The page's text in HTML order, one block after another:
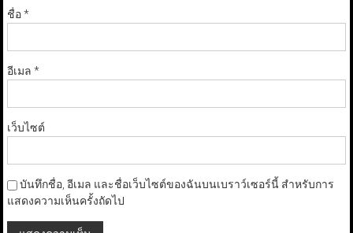
ชื่อ*
อีเมล *
เว็บไซต์
บันทึกชื่อ, อีเมล และชื่อเว็บไซต์ของฉันบนเบราว์เซอร์นี้ สำหรับการ
แสดงความเห็นครั้งถัดไป